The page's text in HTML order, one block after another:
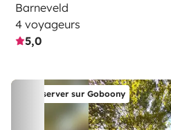
Barneveld
4 voyageurs
5,0
Réserver sur Goboony